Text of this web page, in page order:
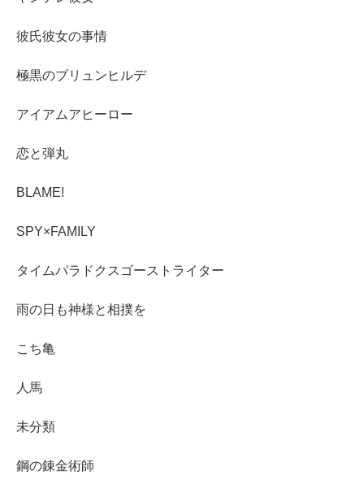
彼氏彼女の事情
極黒のブリュンヒルデ
アイアムアヒーロー
恋と弾丸
BLAME!
SPY×FAMILY
タイムパラドクスゴーストライター
雨の日も神様と相撲を
こち亀
人馬
未分類
鋼の錬金術師